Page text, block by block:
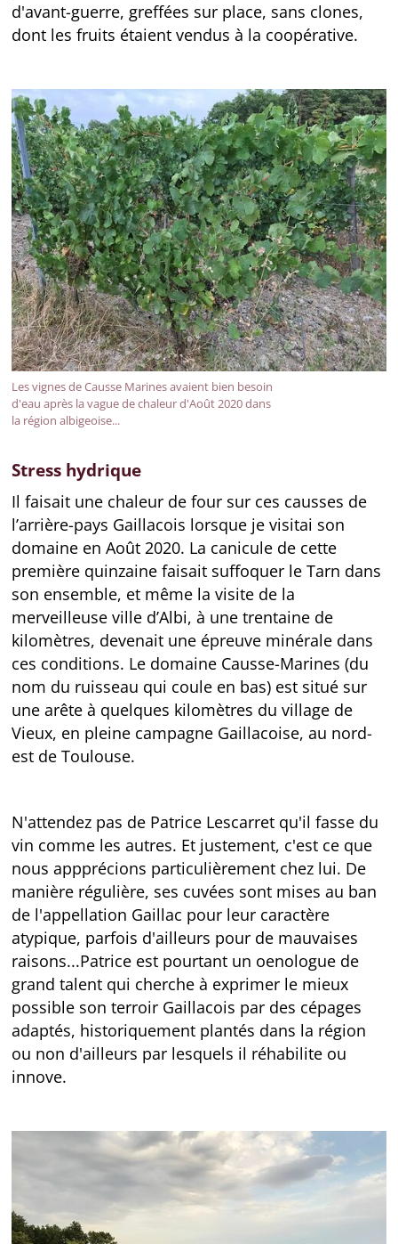
d'avant-guerre, greffées sur place, sans clones,
dont les fruits étaient vendus à la coopérative.
Les vignes de Causse Marines avaient bien besoin
d'eau après la vague de chaleur d'Août 2020 dans
la région albigeoise...
Stress hydrique
Il faisait une chaleur de four sur ces causses de
l’arrière-pays Gaillacois lorsque je visitai son
domaine en Août 2020. La canicule de cette
première quinzaine faisait suffoquer le Tarn dans
son ensemble, et même la visite de la
merveilleuse ville d’Albi, à une trentaine de
kilomètres, devenait une épreuve minérale dans
ces conditions. Le domaine Causse-Marines (du
nom du ruisseau qui coule en bas) est situé sur
une arête à quelques kilomètres du village de
Vieux, en pleine campagne Gaillacoise, au nord-
est de Toulouse.
N'attendez pas de Patrice Lescarret qu'il fasse du
vin comme les autres. Et justement, c'est ce que
nous appprécions particulièrement chez lui. De
manière régulière, ses cuvées sont mises au ban
de l'appellation Gaillac pour leur caractère
atypique, parfois d'ailleurs pour de mauvaises
raisons...Patrice est pourtant un oenologue de
grand talent qui cherche à exprimer le mieux
possible son terroir Gaillacois par des cépages
adaptés, historiquement plantés dans la région
ou non d'ailleurs par lesquels il réhabilite ou
innove.